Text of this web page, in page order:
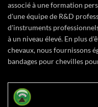
associé à une formation
d'une équipe de R&D
d'instruments
à un niveau élevé. En plus
chevaux, nous fournissons
bandages pour chevilles